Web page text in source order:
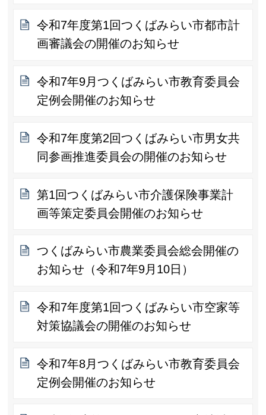
令和7年度第1回つくばみらい市都市計
画審議会の開催のお知らせ
令和7年9月つくばみらい市教育委員会
定例会開催のお知らせ
令和7年度第2回つくばみらい市男女共
同参画推進委員会の開催のお知らせ
第1回つくばみらい市介護保険事業計
画等策定委員会開催のお知らせ
つくばみらい市農業委員会総会開催の
お知らせ（令和7年9月10日）
令和7年度第1回つくばみらい市空家等
対策協議会の開催のお知らせ
令和7年8月つくばみらい市教育委員会
定例会開催のお知らせ